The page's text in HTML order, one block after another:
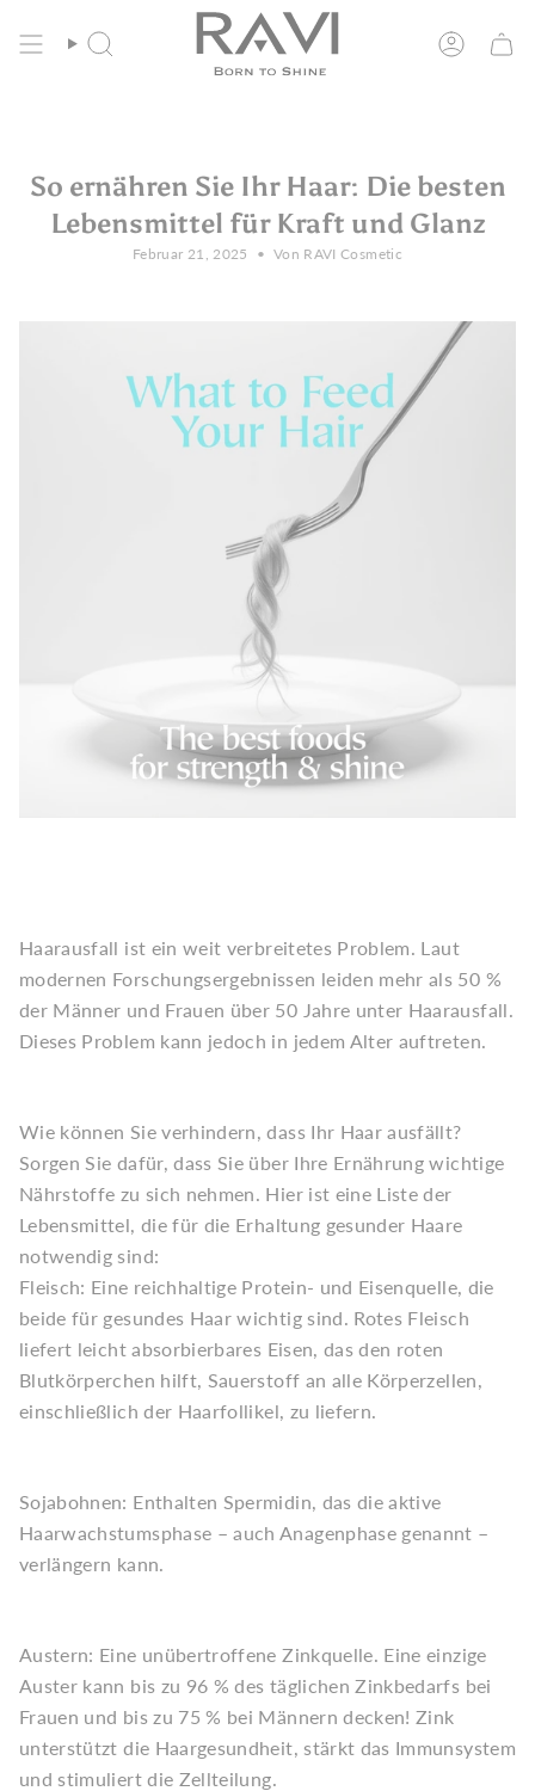
springen
Kostenloser Versand in der EU ab 135€
Suche Konto
So ernähren Sie Ihr Haar: Die besten
Lebensmittel für Kraft und Glanz
Februar 21, 2025 Von RAVI Cosmetic
Haarausfall ist ein weit verbreitetes Problem. Laut
modernen Forschungsergebnissen leiden mehr als 50 %
der Männer und Frauen über 50 Jahre unter Haarausfall.
Dieses Problem kann jedoch in jedem Alter auftreten.
Wie können Sie verhindern, dass Ihr Haar ausfällt?
Sorgen Sie dafür, dass Sie über Ihre Ernährung wichtige
Nährstoffe zu sich nehmen. Hier ist eine Liste der
Lebensmittel, die für die Erhaltung gesunder Haare
notwendig sind:
Fleisch: Eine reichhaltige Protein- und Eisenquelle, die
beide für gesundes Haar wichtig sind. Rotes Fleisch
liefert leicht absorbierbares Eisen, das den roten
Blutkörperchen hilft, Sauerstoff an alle Körperzellen,
einschließlich der Haarfollikel, zu liefern.
Sojabohnen: Enthalten Spermidin, das die aktive
Haarwachstumsphase – auch Anagenphase genannt –
verlängern kann.
Austern: Eine unübertroffene Zinkquelle. Eine einzige
Auster kann bis zu 96 % des täglichen Zinkbedarfs bei
Frauen und bis zu 75 % bei Männern decken! Zink
unterstützt die Haargesundheit, stärkt das Immunsystem
und stimuliert die Zellteilung.